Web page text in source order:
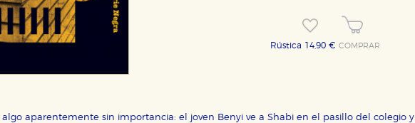
Rústica 14,90 €COMPRAR
aparentemente sin importancia: el joven Benyi ve a Shabi en el pasillo del colegio y